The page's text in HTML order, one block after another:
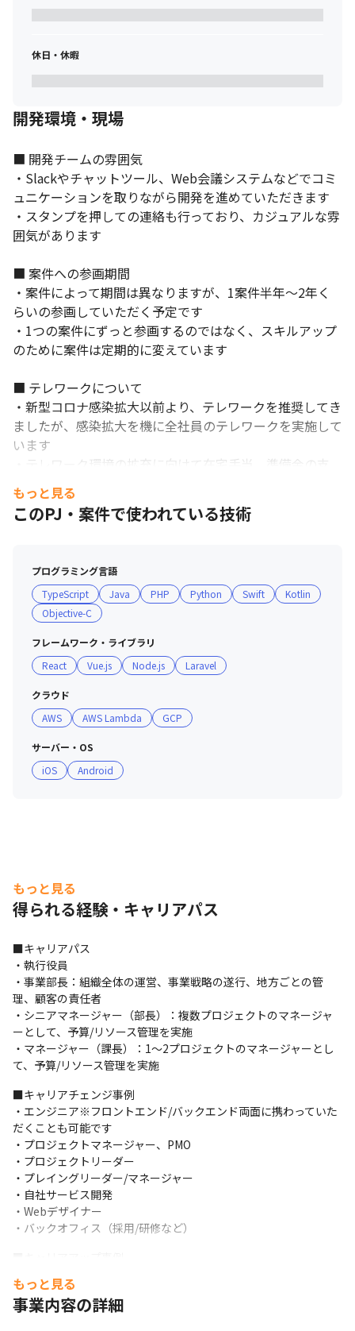
全エンジニアがフルリモート開発を実施中ですので、安心して仕
事ができます。
休日・休暇
開発環境・現場
■ 開発チームの雰囲気
・Slackやチャットツール、Web会議システムなどでコミ
ュニケーションを取りながら開発を進めていただきます
・スタンプを押しての連絡も行っており、カジュアルな雰
囲気があります
■ 案件への参画期間
・案件によって期間は異なりますが、1案件半年～2年く
らいの参画していただく予定です
・1つの案件にずっと参画するのではなく、スキルアップ
のために案件は定期的に変えています
■ テレワークについて
・新型コロナ感染拡大以前より、テレワークを推奨してき
ましたが、感染拡大を機に全社員のテレワークを実施して
います
・テレワーク環境の拡充に向けて在宅手当、準備金の支
給、リモ飲み手当の導入など状況に合わせた制度を導入し
続けています
・感染拡大収束後については、テレワークをベースとして
■ ZEROLABOでレベルアップ
・参加自由な技術習得の場としてZEROLABOがあります
・最新言語の現況や、チームを組んでのアプリ作成など自
由にスキルアップできる環境があります
・アプリを提案して会社に導入することで報酬を得た実例
もあります
■ 評価制度
・能力評価はテクニカルスキルとヒューマンスキルの2軸
で行っており、各ランク毎に指標を設定しています
付加価値を生み出せるよう、多くの社員が通常業務以外の
「チーム活動」をしています
＜チームR「採用」＞
・掲載媒体の選定から、掲載文の作成、採用イベントの企
画立案と実施、選考や面接などに携わっています
＜チームK「教育」＞
・内定者研修や新人研修などを中心に社員の教育に携わっ
ています
＜チームSP「スペシャル」＞
・社員旅行、内定者や新人研修などさまざまな目的のもと
結成し、企画立案から日程や予算調整、実施まで携わって
います
もっと見る
このPJ・案件で使われている技術
プログラミング言語
TypeScript
Java PHP Python Swift
Kotlin
Objective-C
フレームワーク・ライブラリ
React
Vue.js Node.js Laravel
クラウド
AWS
AWS Lambda GCP
サーバー・OS
iOS
Android
もっと見る
得られる経験・キャリアパス
■キャリアパス
・執行役員
・事業部長：組織全体の運営、事業戦略の遂行、地方ごとの管
理、顧客の責任者
・シニアマネージャー（部長）：複数プロジェクトのマネージャ
ーとして、予算/リソース管理を実施
・マネージャー（課長）：1〜2プロジェクトのマネージャーとし
て、予算/リソース管理を実施
■キャリアチェンジ事例
・エンジニア※フロントエンド/バックエンド両面に携わっていた
だくことも可能です
・プロジェクトマネージャー、PMO
・プロジェクトリーダー
・プレイングリーダー/マネージャー
・自社サービス開発
・Webデザイナー
・バックオフィス（採用/研修など）
・30歳：入社6年でプロジェクトマネージャーに昇格※未経験入社
・35歳：入社2年で部長に昇格※33歳でプロジェクトマネージャ
もっと見る
事業内容の詳細